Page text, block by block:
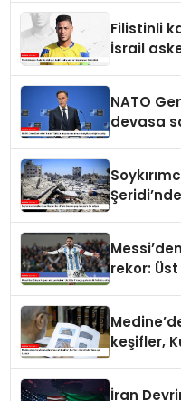
Filistinli
İsrail
NATO
devasa
rekor:
keşifler,
İran